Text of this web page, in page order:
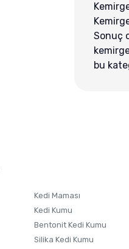
Sonuç
bu
Kedi Maması
Kedi Kumu
Bentonit Kedi Kumu
Silika Kedi Kumu